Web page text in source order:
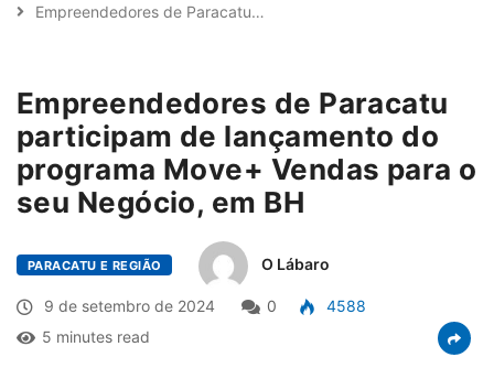
Empreendedores de Paracatu…
Empreendedores de Paracatu
participam de lançamento do
programa Move+ Vendas para o
seu Negócio, em BH
PARACATU E REGIÃO O Lábaro
9 de setembro de 2024 0
4588
5 minutes read